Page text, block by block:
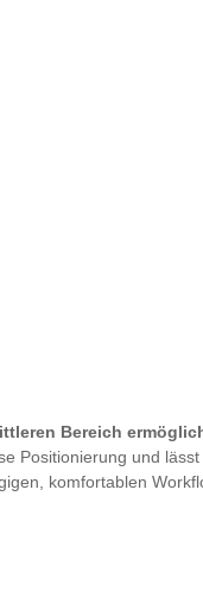
Bereich
Positionierung und
komfortablen